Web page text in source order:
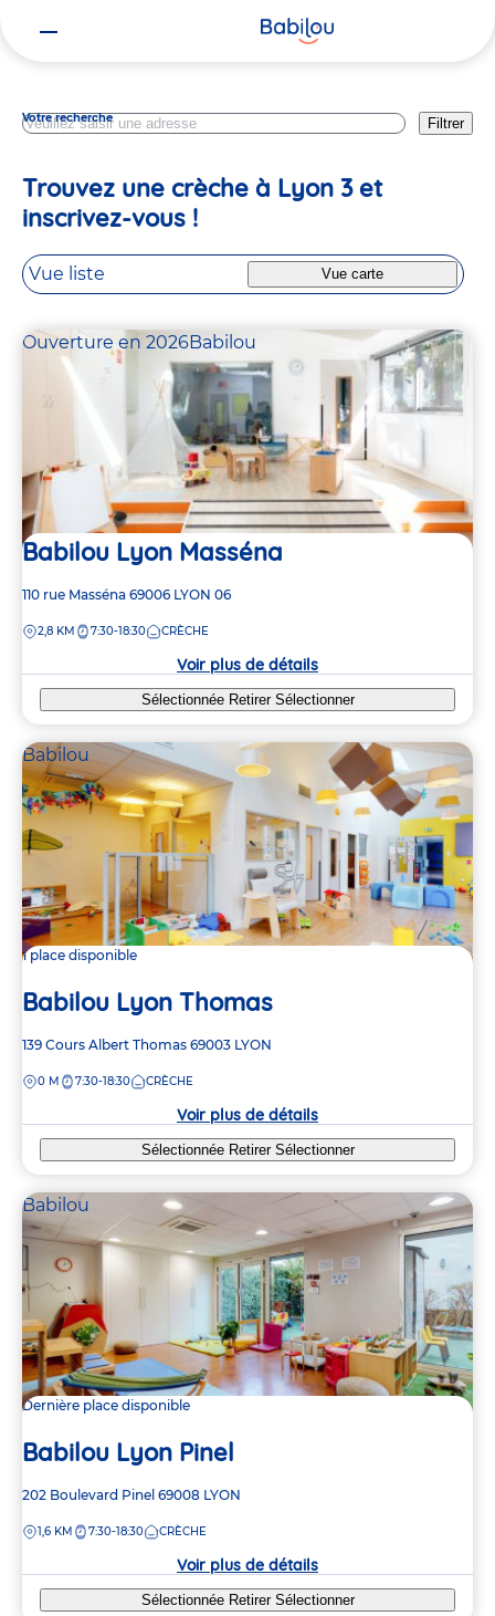
Votre recherche Filtrer
Trouvez une crèche à Lyon 3 et
inscrivez-vous !
Vue liste Vue carte
Ouverture en 2026Babilou
Babilou Lyon Masséna
Adresse
la
110 rue Masséna 69006 LYON 06
DISTANCE
2,8 KM 7:30-18:30 CRÈCHE
Voir plus de détails
Sélectionnée Retirer Sélectionner
Babilou
1 place disponible
Babilou Lyon Thomas
Adresse
la
139 Cours Albert Thomas 69003 LYON
DISTANCE
0 M 7:30-18:30 CRÈCHE
Voir plus de détails
Sélectionnée Retirer Sélectionner
Babilou
Dernière place disponible
Babilou Lyon Pinel
Adresse
la
202 Boulevard Pinel 69008 LYON
DISTANCE
1,6 KM 7:30-18:30 CRÈCHE
Voir plus de détails
Sélectionnée Retirer Sélectionner